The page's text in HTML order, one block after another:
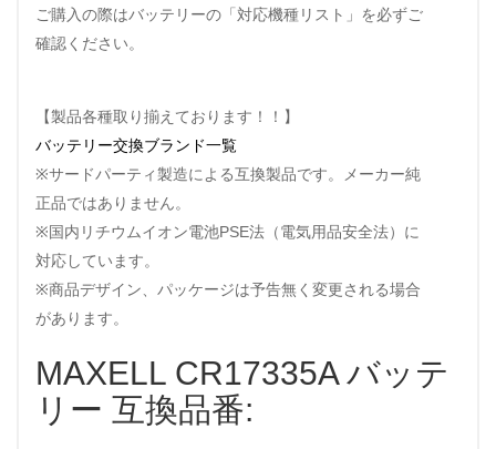
ご購入の際はバッテリーの「対応機種リスト」を必ずご
確認ください。
【製品各種取り揃えております！！】
バッテリー交換ブランド一覧
※サードパーティ製造による互換製品です。メーカー純
正品ではありません。
※国内リチウムイオン電池PSE法（電気用品安全法）に
対応しています。
※商品デザイン、パッケージは予告無く変更される場合
があります。
MAXELL CR17335A バッテ
リー 互換品番: